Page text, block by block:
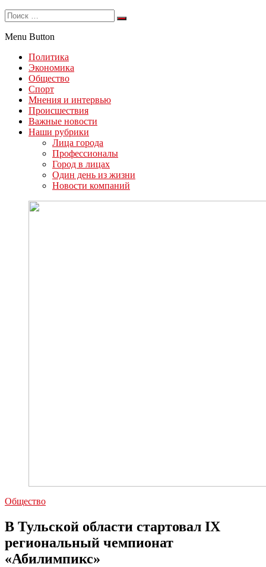
Menu Button
Политика
Экономика
Общество
Спорт
Мнения и интервью
Происшествия
Важные новости
Наши рубрики
Лица города
Профессионалы
Город в лицах
Один день из жизни
Новости компаний
Общество
В Тульской области стартовал IX
региональный чемпионат
«Абилимпикс»